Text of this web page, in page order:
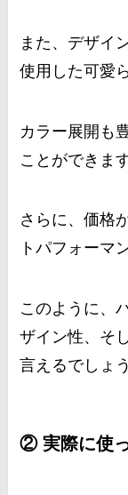
また、デザイ
使用した可愛
カラー展開も
ことができます
さらに、価格
トパフォーマ
このように、
ザイン性、そ
言えるでしょう
② 実際に使